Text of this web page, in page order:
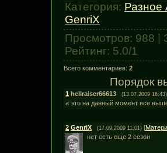
Категория: Разное
GenriX
Просмотров: 988
Рейтинг: 5.0/1
Всего комментариев: 2
Порядок
1 hellraiser66613 (13.07.2009 16:43)
а это на данный момент все
2 GenriX (17.09.2009 11:01) [
нет есть еще 2 сезон